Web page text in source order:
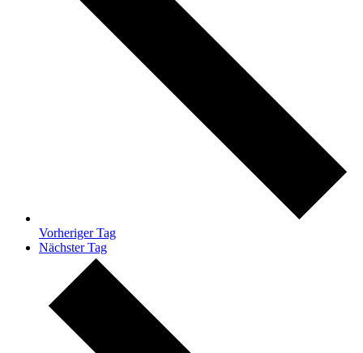
Vorheriger Tag
Nächster Tag